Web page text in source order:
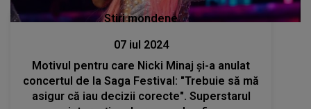
Stiri mondene
07 iul 2024
Motivul pentru care Nicki Minaj și-a anulat
concertul de la Saga Festival: "Trebuie să mă
asigur că iau decizii corecte". Superstarul